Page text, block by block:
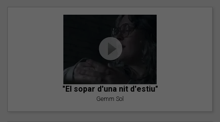
"El sopar d'una nit d'estiu"
Gemm Sol